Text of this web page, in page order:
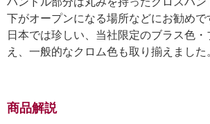
下がオープンになる場所などにお勧めで
日本では珍しい、当社限定のブラス色
え、一般的なクロム色も取り揃えました
商品解説